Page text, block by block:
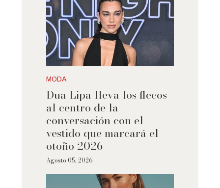
MODA
Dua Lipa lleva los flecos
al centro de la
conversación con el
vestido que marcará el
otoño 2026
Agosto 05, 2026